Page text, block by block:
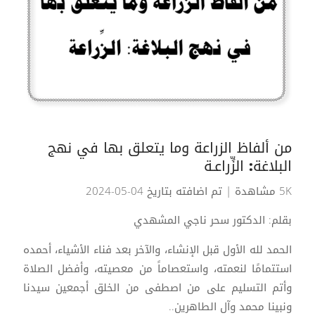
من ألفاظ الزراعة وما يتعلق بها في نهج
البلاغة: الزِّراعـة
5K مشاهدة
| تم اضافته بتاريخ 04-05-2024
بقلم: الدكتور سحر ناجي المشهدي
الحمد لله الأول قبل الإنشاء، والآخر بعد فناء الأشياء، أحمده
استتمامًا لنعمته، واستعصاماً من معصيته، وأفضل الصلاة
وأتم التسليم على من اصطفى من الخلق أجمعين سيدنا
ونبينا محمد وآل الطاهرين..